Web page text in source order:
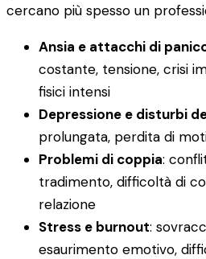
cercano più spesso un
Ansia e attacchi di
costante, tensione, crisi
fisici intensi
Depressione e disturbi
prolungata, perdita di
Problemi di coppia:
tradimento, difficoltà di
relazione
Stress e burnout:
esaurimento emotivo,